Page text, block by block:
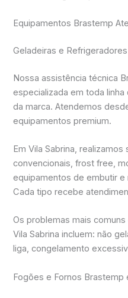
Equipamentos Brastemp
Geladeiras e
Nossa assistência técnica
especializada em toda
da marca. Atendemos
equipamentos premium.
Em Vila Sabrina,
convencionais, frost free,
equipamentos de embutir
Cada tipo recebe
Os problemas mais
Vila Sabrina incluem: não
liga, congelamento
Fogões e Fornos Brastemp